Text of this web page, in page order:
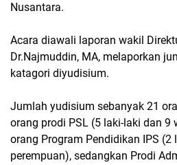
Nusantara.
Acara diawali laporan wakil
Dr.Najmuddin, MA, melaporkan
katagori diyudisium.
Jumlah yudisium sebanyak 21
orang prodi PSL (5 laki-laki dan 9
orang Program Pendidikan IPS (2
perempuan), sedangkan Prodi